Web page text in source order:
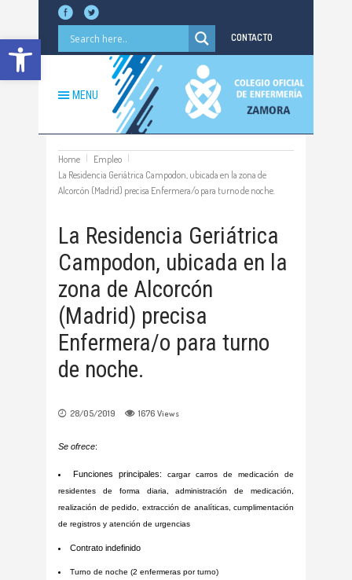
Abrir barra de herramientas CONTACTO
MENU
Home
Empleo
La Residencia Geriátrica Campodon, ubicada en la zona de
Alcorcón (Madrid) precisa Enfermera/o para turno de noche.
La Residencia Geriátrica
Campodon, ubicada en la
zona de Alcorcón
(Madrid) precisa
Enfermera/o para turno
de noche.
28/05/2019 1676 Views
Se ofrece:
Funciones principales: cargar carros de medicación de
residentes de forma diaria, administración de medicación,
realización de pedido, extracción de analíticas, cumplimentación
de registros y atención de urgencias
Contrato indefinido
Turno de noche (2 enfermeras por turno)